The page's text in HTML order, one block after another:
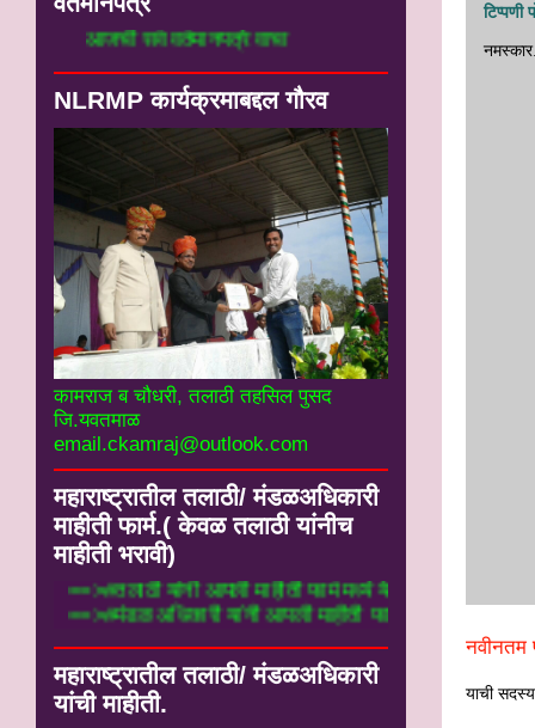
टिप्पणी
नवीनतम
याची
आजची सर्व वर्तमानपत्रे वाचा
NLRMP कार्यक्रमाबद्दल गौरव
कामराज ब चौधरी, तलाठी तहसिल पुसद
जि.यवतमाळ
email.ckamraj@outlook.com
महाराष्ट्रातील तलाठी/ मंडळअधिकारी
माहीती फार्म.( केवळ तलाठी यांनीच
माहीती भरावी)
==>#तलाठी यांनी आपली माहीती फार्म मध्ये येथे
==>#मंडळ अधिकारी यांनी आपली माहीती फार्म
महाराष्ट्रातील तलाठी/ मंडळअधिकारी
यांची माहीती.